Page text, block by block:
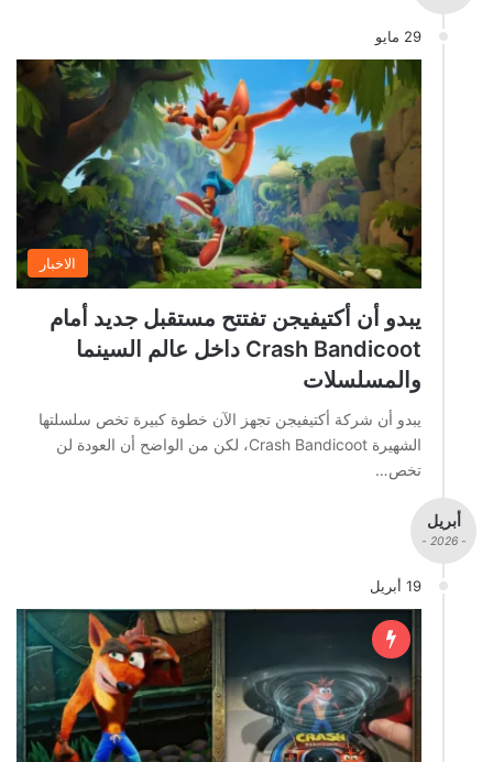
29 مايو
الاخبار
يبدو أن أكتيفيجن تفتتح مستقبل جديد أمام
Crash Bandicoot داخل عالم السينما
والمسلسلات
يبدو أن شركة أكتيفيجن تجهز الآن خطوة كبيرة تخص سلسلتها
الشهيرة Crash Bandicoot، لكن من الواضح أن العودة لن
تخص…
أبريل
- 2026 -
19 أبريل